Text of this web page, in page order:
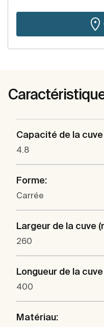
Capacité de la cuve
4.8
Forme:
Carrée
Largeur de la cuve
260
Longueur de la cuve
400
Matériau: